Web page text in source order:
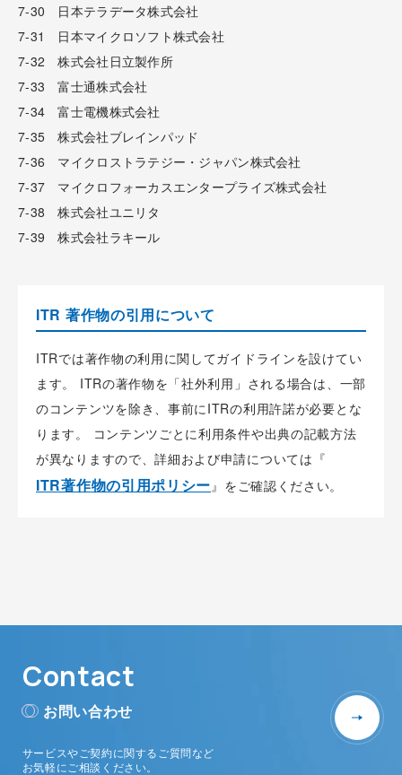
7-30 日本テラデータ株式会社
7-31 日本マイクロソフト株式会社
7-32 株式会社日立製作所
7-33 富士通株式会社
7-34 富士電機株式会社
7-35 株式会社ブレインパッド
7-36 マイクロストラテジー・ジャパン株式会社
7-37 マイクロフォーカスエンタープライズ株式会社
7-38 株式会社ユニリタ
7-39 株式会社ラキール
ITR 著作物の引用について
ITRでは著作物の利用に関してガイドラインを設けてい
ます。 ITRの著作物を「社外利用」される場合は、一部
のコンテンツを除き、事前にITRの利用許諾が必要とな
ります。 コンテンツごとに利用条件や出典の記載方法
が異なりますので、詳細および申請については『
ITR著作物の引用ポリシー 』をご確認ください。
Contact
お問い合わせ
サービスやご契約に関するご質問など
お気軽にご相談ください。